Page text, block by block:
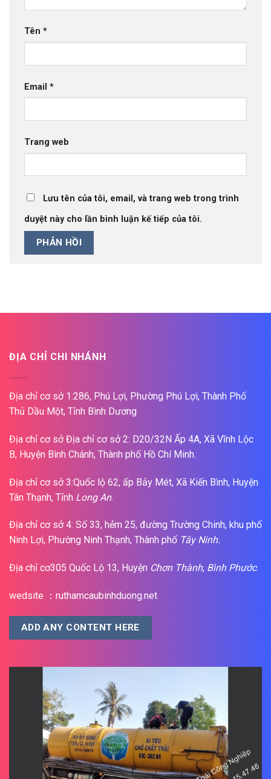
Tên *
Email *
Trang web
Lưu tên của tôi, email, và trang web trong trình
duyệt này cho lần bình luận kế tiếp của tôi.
ĐỊA CHỈ CHI NHÁNH
Địa chỉ cơ sở 1:286, Phú Lợi, Phường Phú Lợi, Thành Phố
Thủ Dầu Một, Tỉnh Bình Dương
Địa chỉ cơ sở Địa chỉ cơ sở 2: D20/32N Ấp 4A, Xã Vĩnh Lộc
B, Huyện Bình Chánh, Thành phố Hồ Chí Minh.
Địa chỉ cơ sở 3:Quốc lộ 62, ấp Bảy Mét, Xã Kiến Bình, Huyện
Tân Thạnh, Tỉnh Long An.
Địa chỉ cơ sở 4: Số 33, hẻm 25, đường Trường Chinh, khu phố
Ninh Lợi, Phường Ninh Thạnh, Thành phố Tây Ninh.
Địa chỉ cơ305 Quốc Lộ 13, Huyện Chơn Thành, Bình Phước.
wedsite ：ruthamcaubinhduong.net
ADD ANY CONTENT HERE